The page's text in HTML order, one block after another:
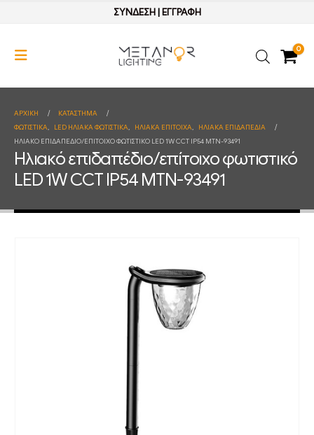
ΣΥΝΔΕΣΗ| ΕΓΓΡΑΦΗ
0
ΑΡΧΙΚΉ
ΚΑΤΆΣΤΗΜΑ
ΦΩΤΙΣΤΙΚΑ, LED ΗΛΙΑΚΑ ΦΩΤΙΣΤΙΚΑ, ΗΛΙΑΚΑ ΕΠΙΤΟΙΧΑ,
ΗΛΙΑΚΑ ΕΠΙΔΑΠΕΔΙΑ
ΗΛΙΑΚΌ ΕΠΙΔΑΠΈΔΙΟ/ΕΠΊΤΟΙΧΟ ΦΩΤΙΣΤΙΚΌ LED 1W CCT IP54 MTN-93491
Ηλιακό επιδαπέδιο/επίτοιχο φωτιστικό
LED 1W CCT IP54 MTN-93491